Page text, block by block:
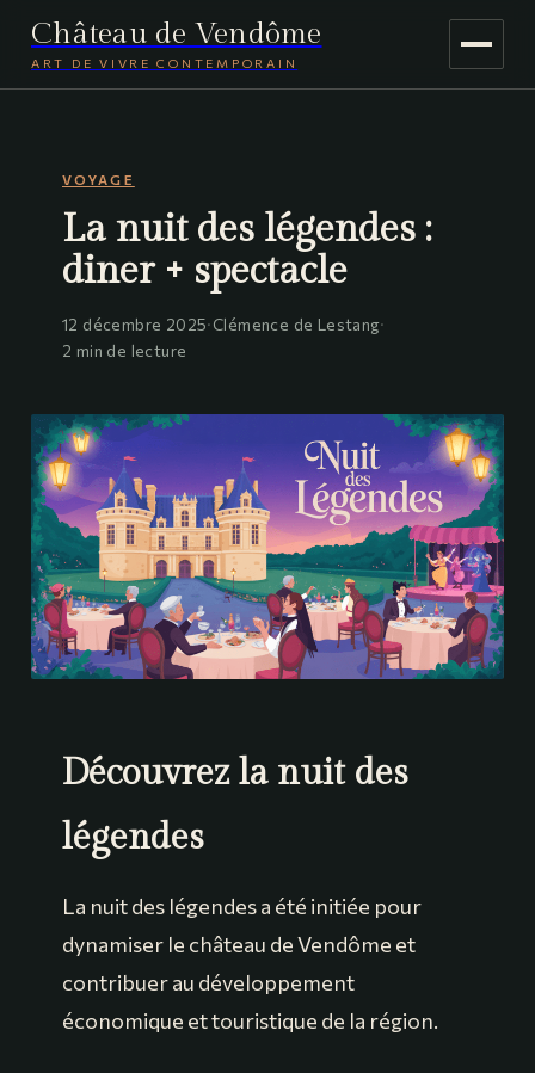
Château de Vendôme
ART DE VIVRE CONTEMPORAIN
JARDINAGE
VOYAGE
VOYAGE
La nuit des légendes :
diner + spectacle
12 décembre 2025·Clémence de Lestang·
2 min de lecture
Découvrez la nuit des
légendes
La nuit des légendes a été initiée pour
dynamiser le château de Vendôme et
contribuer au développement
économique et touristique de la région.